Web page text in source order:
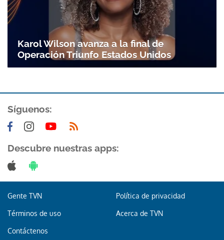
Gracias por suscribirte a nuestro boletín.
Karol Wilson avanza a la final de
Operación Triunfo Estados Unidos
Síguenos:
Descubre nuestras apps:
Gente TVN Política de privacidad
Términos de uso Acerca de TVN
Contáctenos